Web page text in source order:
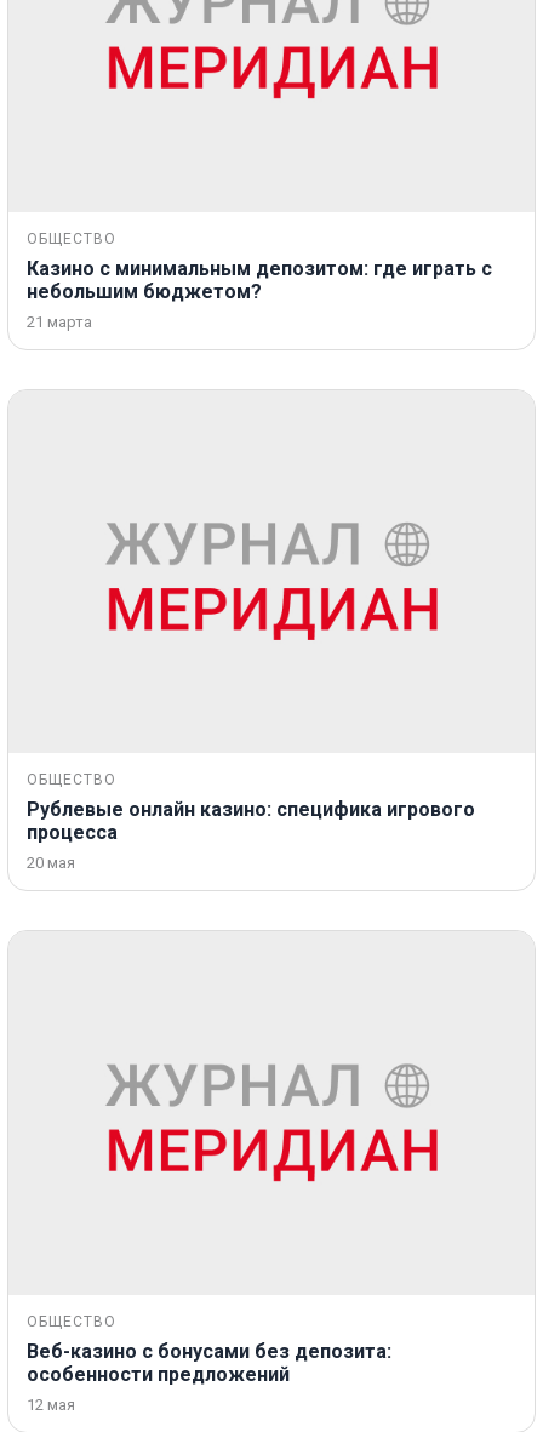
ОБЩЕСТВО
Казино с минимальным депозитом: где играть с
небольшим бюджетом?
21 марта
ОБЩЕСТВО
Рублевые онлайн казино: специфика игрового
процесса
20 мая
ОБЩЕСТВО
Веб-казино с бонусами без депозита:
особенности предложений
12 мая